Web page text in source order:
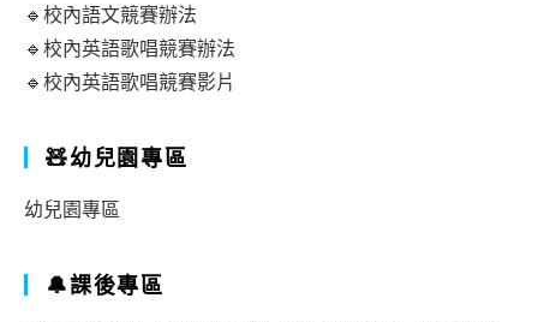
🔹校內語文競賽辦法
🔹校內英語歌唱競賽辦法
🔹校內英語歌唱競賽影片
🧸幼兒園專區
幼兒園專區
🔔課後專區